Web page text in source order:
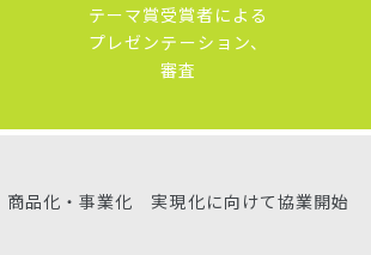
テーマ賞受賞者による
プレゼンテーション、
審査
商品化・事業化 実現化に向けて協業開始